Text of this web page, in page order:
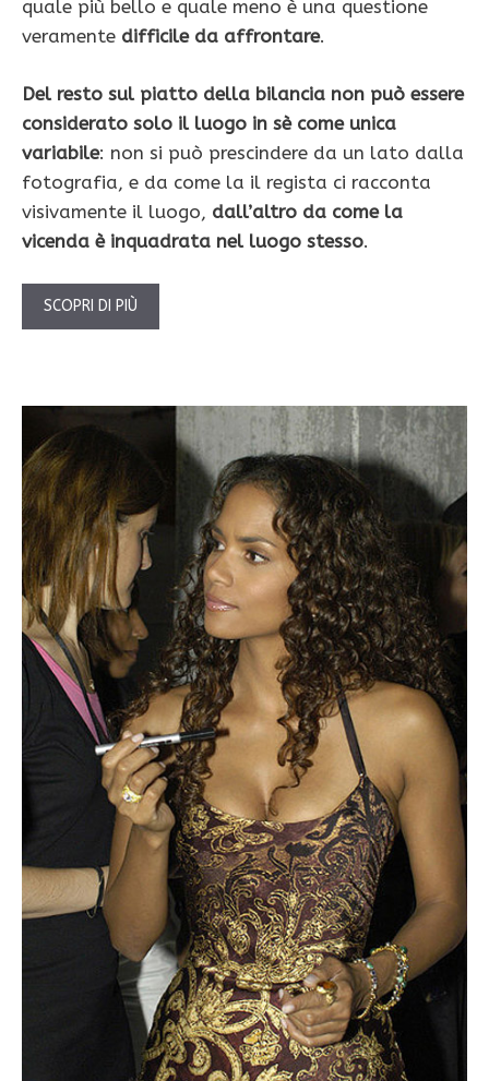
quale più bello e quale meno è una questione
veramente difficile da affrontare.
Del resto sul piatto della bilancia non può essere
considerato solo il luogo in sè come unica
variabile: non si può prescindere da un lato dalla
fotografia, e da come la il regista ci racconta
visivamente il luogo, dall’altro da come la
vicenda è inquadrata nel luogo stesso.
SCOPRI DI PIÙ